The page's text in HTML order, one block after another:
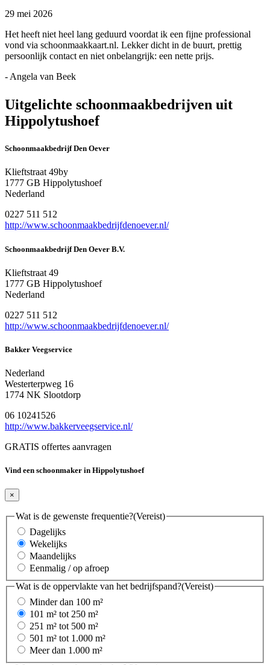
29 mei 2026
Het heeft niet heel lang geduurd voordat ik een fijne professional
vond via schoonmaakkaart.nl. Lekker dicht in de buurt, prettig
persoonlijk contact en niet onbelangrijk: een nette prijs.
- Angela van Beek
Uitgelichte schoonmaakbedrijven uit
Hippolytushoef
Schoonmaakbedrijf Den Oever
Klieftstraat 49by
1777 GB Hippolytushoef
Nederland
0227 511 512
http://www.schoonmaakbedrijfdenoever.nl/
Schoonmaakbedrijf Den Oever B.V.
Klieftstraat 49
1777 GB Hippolytushoef
Nederland
0227 511 512
http://www.schoonmaakbedrijfdenoever.nl/
Bakker Veegservice
Nederland
Westerterpweg 16
1774 NK Slootdorp
06 10241526
http://www.bakkerveegservice.nl/
GRATIS offertes aanvragen
Vind een schoonmaker in Hippolytushoef
×
Wat is de gewenste frequentie?(Vereist)
Dagelijks
Wekelijks
Maandelijks
Eenmalig / op afroep
Wat is de oppervlakte van het bedrijfspand?(Vereist)
Minder dan 100 m²
101 m² tot 250 m²
251 m² tot 500 m²
501 m² tot 1.000 m²
Meer dan 1.000 m²